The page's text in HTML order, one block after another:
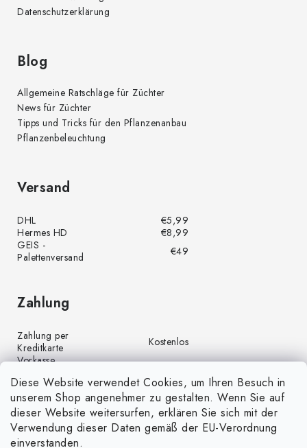
Diese Website verwendet Cookies, um Ihren Besuch in
unserem Shop angenehmer zu gestalten. Wenn Sie auf
dieser Website weitersurfen, erklären Sie sich mit der
Verwendung dieser Daten gemäß der EU-Verordnung
einverstanden.
Datenschutzerklärung
Blog
Allgemeine Ratschläge für Züchter
News für Züchter
Tipps und Tricks für den Pflanzenanbau
Pflanzenbeleuchtung
Versand
DHL
€5,99
Hermes HD
€8,99
GEIS -
Palettenversand
€49
Zahlung
Zahlung per
Kreditkarte
Kostenlos
Vorkasse
Zahlung per PayPal
Kostenlos
Nachnahme
€4,00